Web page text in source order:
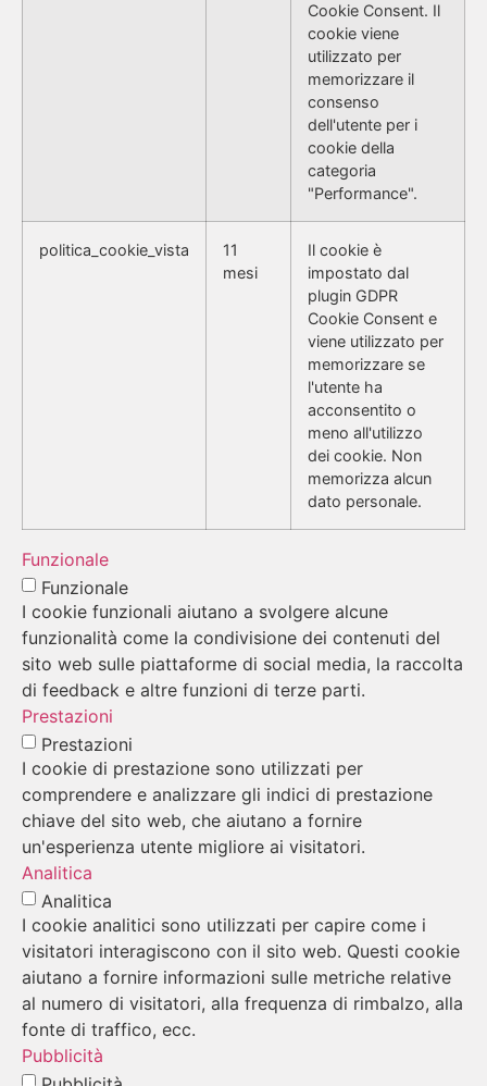
Cookie Consent. Il
cookie viene
utilizzato per
memorizzare il
consenso
dell'utente per i
cookie della
categoria
"Performance".
politica_cookie_vista
11
mesi
Il cookie è
impostato dal
plugin GDPR
Cookie Consent e
viene utilizzato per
memorizzare se
l'utente ha
acconsentito o
meno all'utilizzo
dei cookie. Non
memorizza alcun
dato personale.
Funzionale
Funzionale
I cookie funzionali aiutano a svolgere alcune
funzionalità come la condivisione dei contenuti del
sito web sulle piattaforme di social media, la raccolta
di feedback e altre funzioni di terze parti.
Prestazioni
Prestazioni
I cookie di prestazione sono utilizzati per
comprendere e analizzare gli indici di prestazione
chiave del sito web, che aiutano a fornire
un'esperienza utente migliore ai visitatori.
Analitica
Analitica
I cookie analitici sono utilizzati per capire come i
visitatori interagiscono con il sito web. Questi cookie
aiutano a fornire informazioni sulle metriche relative
al numero di visitatori, alla frequenza di rimbalzo, alla
fonte di traffico, ecc.
Pubblicità